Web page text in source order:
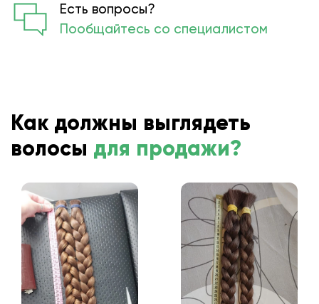
Есть вопросы?
Пообщайтесь со специалистом
Как должны выглядеть
волосы для продажи?